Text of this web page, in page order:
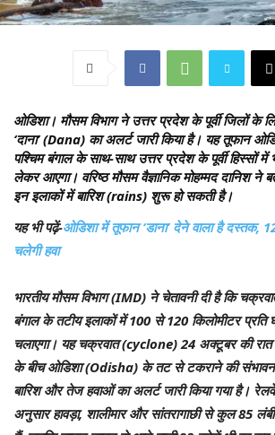
ओडिशा। मौसम विभाग ने उत्तर प्रदेश के पूर्वी जिलों के
‘दाना’ (Dana) का अलर्ट जारी किया है। यह तूफान
पश्चिम बंगाल के साथ-साथ उत्तर प्रदेश के पूर्वी हिस्सों में
लेकर आएगा। वरिष्ठ मौसम वैज्ञानिक मोहम्मद दानिश ने
इन इलाकों में बारिश (rains) शुरू हो सकती है।
यह भी पढ़ें-ओडिशा में तूफान ‘डाना’ देने वाला है दस्तक,
चलेगी हवा
भारतीय मौसम विभाग (IMD) ने चेतावनी दी है कि
बंगाल के तटीय इलाकों में 100 से 120 किलोमीटर प्रति
चलाएगा। यह चक्रवात (cyclone) 24 अक्टूबर की
के बीच ओडिशा (Odisha) के तट से टकराने की संभावना
बारिश और तेज हवाओं का अलर्ट जारी किया गया है।
अनुसार हावड़ा, शालीमार और सांतरागाछी से कुल 85